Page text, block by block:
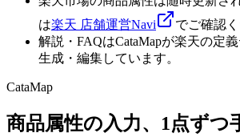
は楽天 店舗運営Navi
でご確認く
解説・FAQはCataMapが楽天の定
生成・編集しています。
CataMap
商品属性の入力、1点ずつ